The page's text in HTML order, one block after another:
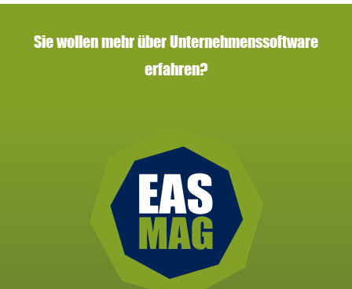
Sie wollen mehr über Unternehmenssoftware
erfahren?